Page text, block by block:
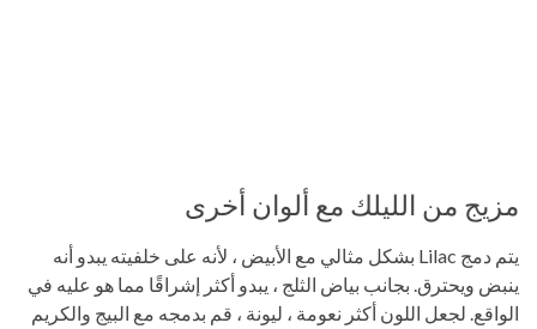
مزيج من الليلك مع ألوان أخرى
يتم دمج Lilac بشكل مثالي مع الأبيض ، لأنه على خلفيته يبدو أنه
ينبض ويحترق. بجانب بياض الثلج ، يبدو أكثر إشراقًا مما هو عليه في
الواقع. لجعل اللون أكثر نعومة ، ليونة ، قم بدمجه مع البيج والكريم